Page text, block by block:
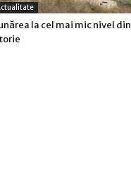
la cel mai mic nivel din